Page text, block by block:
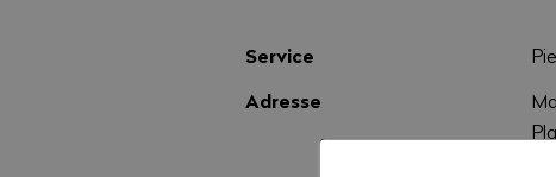
Service
Adresse